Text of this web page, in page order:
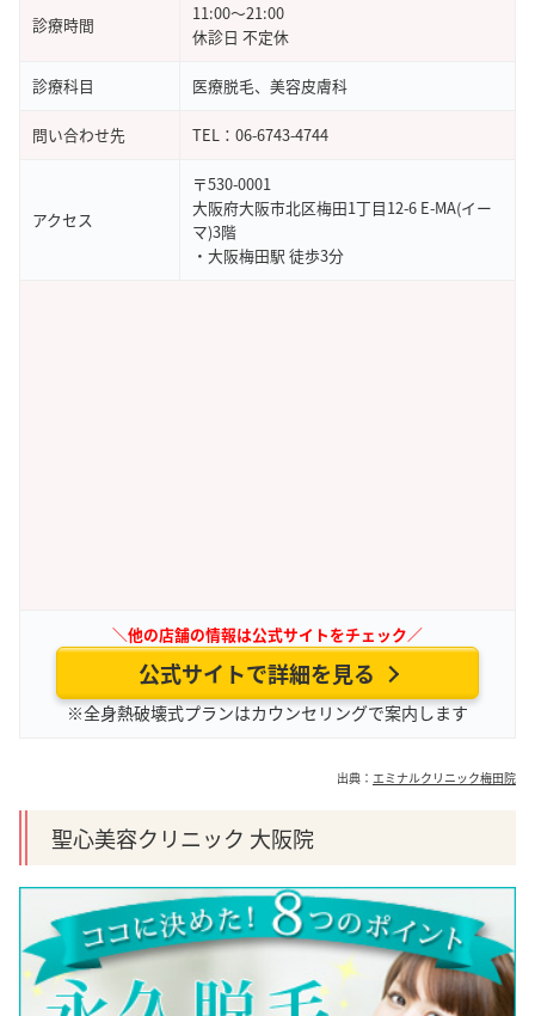
が嬉しく、分からないこともすぐに聞けるのがあり
がたいです。スタッフの温かい対応もあって、ぜひ
おすすめしたいと思える場所です。
診療時間
11:00～21:00
休診日 不定休
診療科目 医療脱毛、美容皮膚科
問い合わせ先 TEL：06-6743-4744
アクセス
〒530-0001
大阪府大阪市北区梅田1丁目12-6 E-MA(イー
マ)3階
・大阪梅田駅 徒歩3分
＼他の店舗の情報は公式サイトをチェック／
公式サイトで詳細を見る
※全身熱破壊式プランはカウンセリングで案内します
出典： エミナルクリニック梅田院
聖心美容クリニック 大阪院